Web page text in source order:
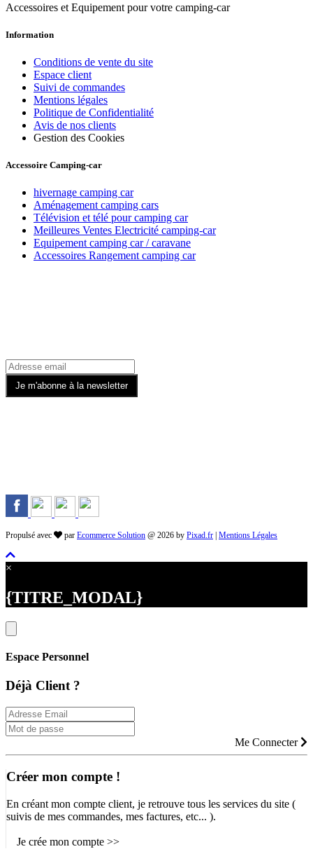
Accessoires et Equipement pour votre camping-car
Information
Conditions de vente du site
Espace client
Suivi de commandes
Mentions légales
Politique de Confidentialité
Avis de nos clients
Gestion des Cookies
Accessoire Camping-car
hivernage camping car
Aménagement camping cars
Télévision et télé pour camping car
Meilleures Ventes Electricité camping-car
Equipement camping car / caravane
Accessoires Rangement camping car
Propulsé avec par Ecommerce Solution @ 2026 by Pixad.fr Mentions Légales
×
{TITRE_MODAL}
Espace Personnel
Déjà Client ?
Me Connecter
Créer mon compte !
En créant mon compte client, je retrouve tous les services du site (
suivis de mes commandes, mes factures, etc... ).
Je crée mon compte >>